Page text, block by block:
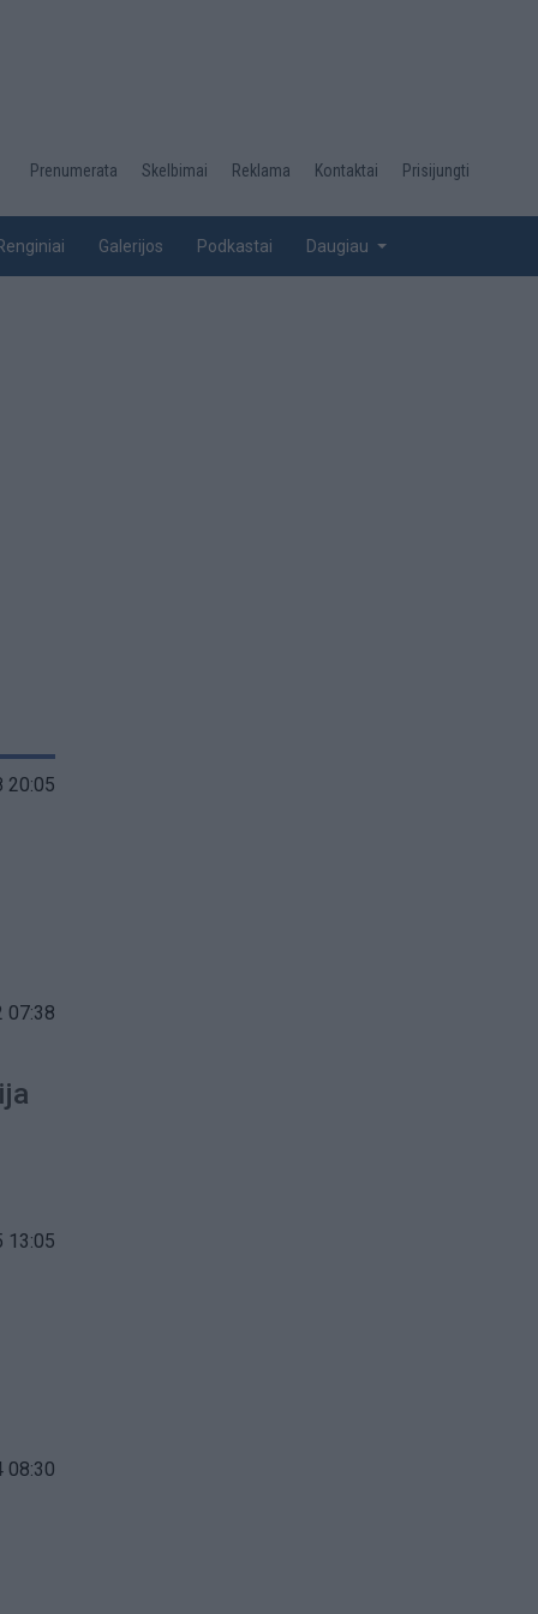
Desktop
top
Prenumerata Skelbimai Reklama Kontaktai Prisijungti
Galerijos Podkastai Daugiau
20:05
07:38
13:05
08:30